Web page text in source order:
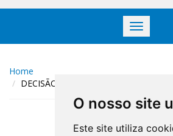
O nosso site
Este site utiliza
Toggle
navigation
Home
DECISÃO COREN-DF N° 239 DE 30